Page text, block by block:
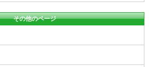
その他のページ